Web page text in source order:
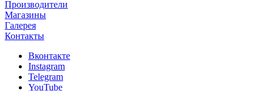
Производители
Магазины
Галерея
Контакты
Вконтакте
Instagram
Telegram
YouTube